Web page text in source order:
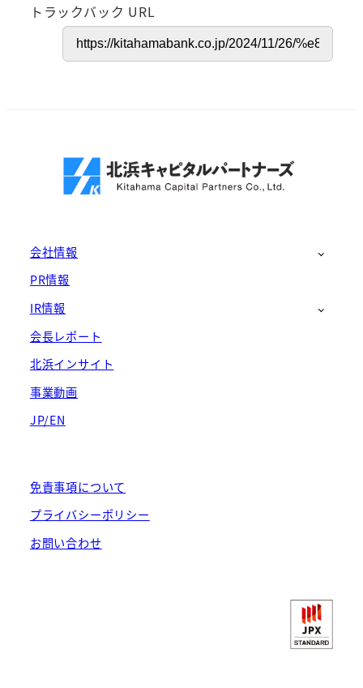
トラックバック URL
会社情報
PR情報
IR情報
会長レポート
北浜インサイト
事業動画
JP/EN
免責事項について
プライバシーポリシー
お問い合わせ